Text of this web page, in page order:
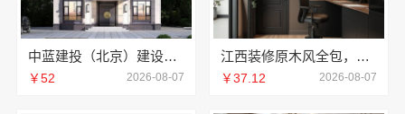
中蓝建投（北京）建设有限公司武功分公司厨房半包装修北欧风
￥52 2026-08-07
江西装修原木风全包，江西尚宅尚品新型环保材料有限公司一站式服务
￥37.12 2026-08-07